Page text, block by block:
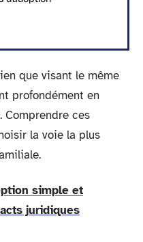
que visant le même
profondément en
ces
la voie la plus
simple et
juridiques